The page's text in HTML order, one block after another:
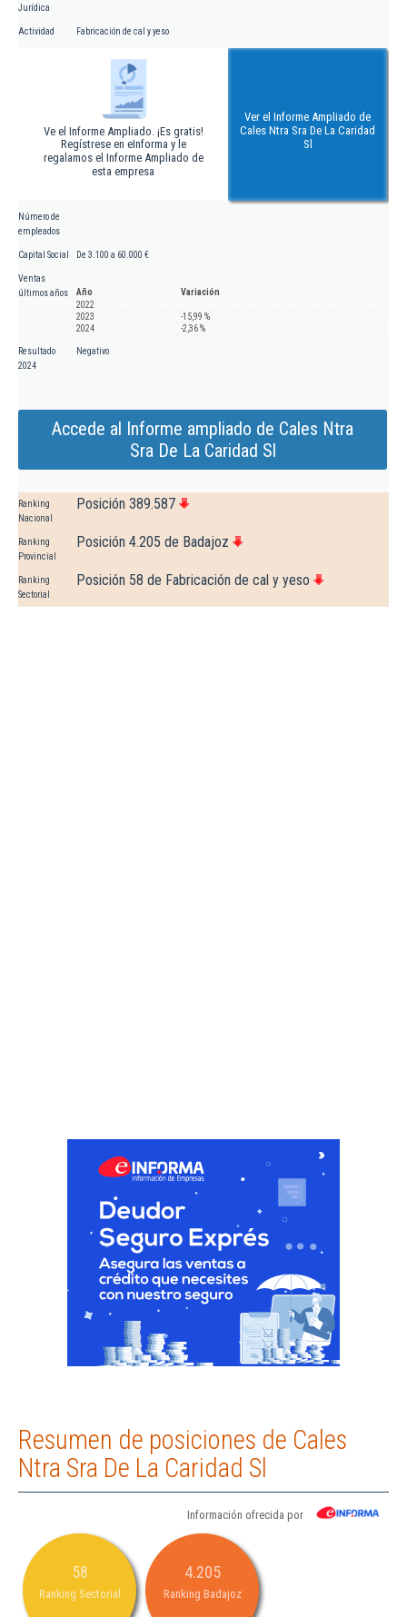
Jurídica
Actividad Fabricación de cal y yeso
Ve el Informe Ampliado. ¡Es gratis!
Regístrese en eInforma y le
regalamos el Informe Ampliado de
esta empresa
Ver el Informe Ampliado de
Cales Ntra Sra De La Caridad
Sl
Número de
empleados
Capital Social De 3.100 a 60.000 €
Ventas
últimos años
Año
Variación
2022
2023
-15,99 %
2024
-2,36 %
Resultado
2024
Negativo
Accede al Informe ampliado de Cales Ntra
Sra De La Caridad Sl
Ranking
Nacional
Posición 389.587
Ranking
Provincial
Posición 4.205 de Badajoz
Ranking
Sectorial
Posición 58 de Fabricación de cal y yeso
Resumen de posiciones de Cales
Ntra Sra De La Caridad Sl
Información ofrecida por
58
Ranking Sectorial
4.205
Ranking Badajoz